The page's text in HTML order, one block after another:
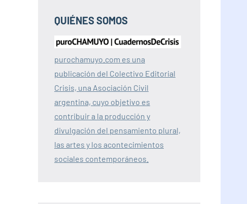
QUIÉNES SOMOS
purochamuyo.com es una
publicación del Colectivo Editorial
Crisis, una Asociación Civil
argentina, cuyo objetivo es
contribuir a la producción y
divulgación del pensamiento plural,
las artes y los acontecimientos
sociales contemporáneos.